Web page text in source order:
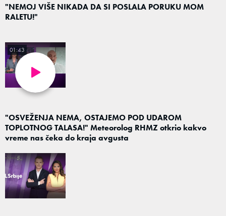
"NEMOJ VIŠE NIKADA DA SI POSLALA PORUKU MOM
RALETU!"
"OSVEŽENJA NEMA, OSTAJEMO POD UDAROM
TOPLOTNOG TALASA!" Meteorolog RHMZ otkrio kakvo
vreme nas čeka do kraja avgusta
01:43